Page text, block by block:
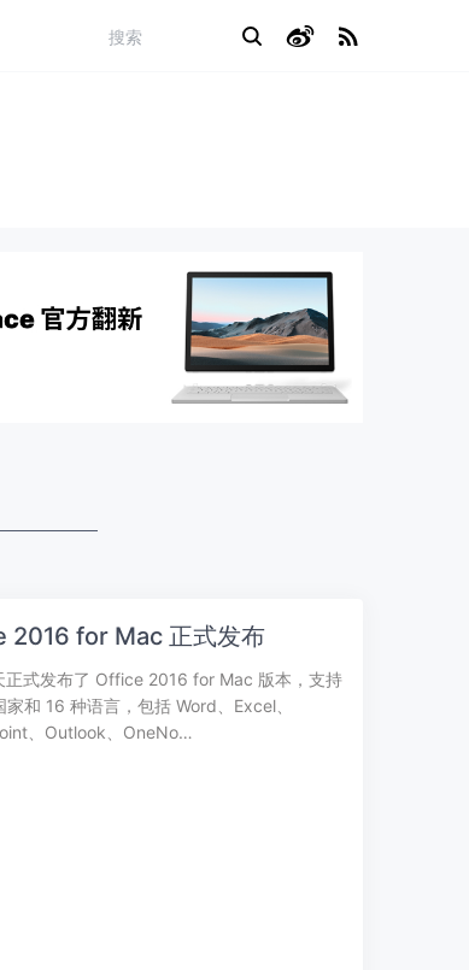
2016 for Mac 正式发布
正式发布了 Office 2016 for Mac 版本，支持
家和 16 种语言，包括 Word、Excel、
、Outlook、OneNo…